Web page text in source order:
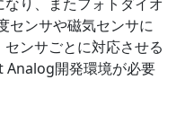
り、またフォトダイオ
センサや磁気センサに
ンサごとに対応させる
Analog開発環境が必要